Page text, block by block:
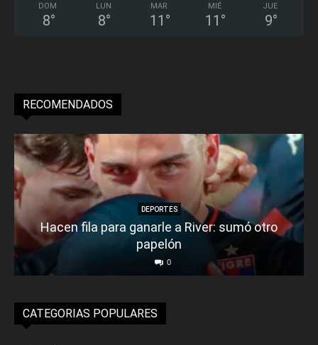
DOM
8°
LUN
8°
MAR
11 °
MIÉ
11 °
JUE
9°
RECOMENDADOS
DEPORTES
Hacen fila para ganarle a River: sumó otro
papelón
0
CATEGORIAS POPULARES